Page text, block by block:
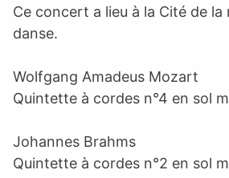
Ce concert a lieu à la Cité de la
danse.
Wolfgang Amadeus Mozart
Quintette à cordes n°4 en sol
Johannes Brahms
Quintette à cordes n°2 en sol